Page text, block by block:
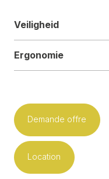
Veiligheid
Ergonomie
Demande offre
Location